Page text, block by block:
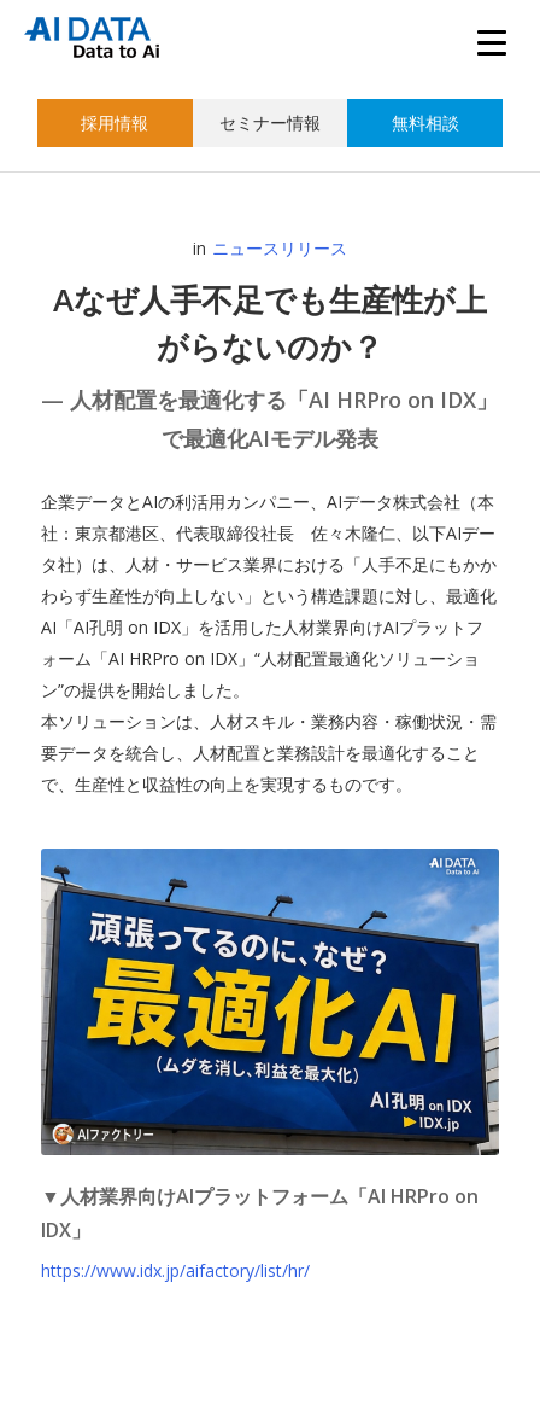
採用情報 セミナー情報 無料相談
in ニュースリリース
Aなぜ人手不足でも生産性が上
がらないのか？
— 人材配置を最適化する「AI HRPro on IDX」
で最適化AIモデル発表
企業データとAIの利活用カンパニー、AIデータ株式会社（本
社：東京都港区、代表取締役社長 佐々木隆仁、以下AIデー
タ社）は、人材・サービス業界における「人手不足にもかか
わらず生産性が向上しない」という構造課題に対し、最適化
AI「AI孔明 on IDX」を活用した人材業界向けAIプラットフ
ォーム「AI HRPro on IDX」“人材配置最適化ソリューショ
ン”の提供を開始しました。
本ソリューションは、人材スキル・業務内容・稼働状況・需
要データを統合し、人材配置と業務設計を最適化すること
で、生産性と収益性の向上を実現するものです。
▼人材業界向けAIプラットフォーム「AI HRPro on
IDX」
https://www.idx.jp/aifactory/list/hr/